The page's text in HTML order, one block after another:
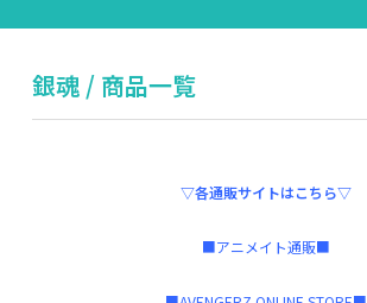
銀魂 / 商品一覧
▽各通販サイトはこちら▽
■アニメイト通販■